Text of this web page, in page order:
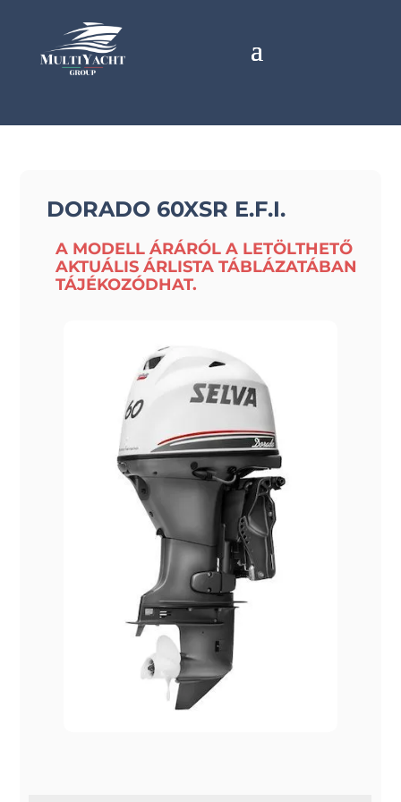
DORADO 60XSR E.F.I.
A MODELL ÁRÁRÓL A LETÖLTHETŐ
AKTUÁLIS ÁRLISTA TÁBLÁZATÁBAN
TÁJÉKOZÓDHAT.